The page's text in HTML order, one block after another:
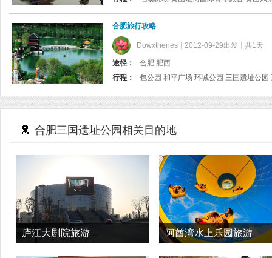
合肥旅行攻略
Dowxthenes 2012-09-29出发 共1天
途径：
合肥 肥西
行程：
包公园 和平广场 环城公园 三国遗址公
合肥三国遗址公园相关目的地
庐江大剧院旅游 阿酋湾水上乐园旅游